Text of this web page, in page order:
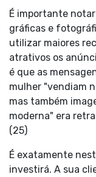
É importante
gráficas e
utilizar maiores
atrativos os
é que as
mulher "vendiam
mas também
moderna" era
(25)
É exatamente
investirá. A sua